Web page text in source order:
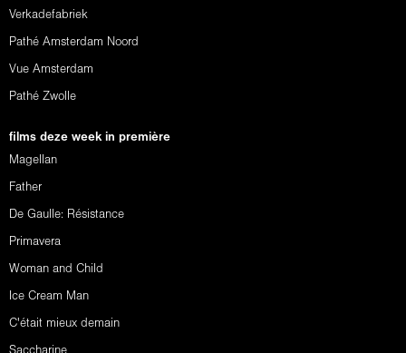
Verkadefabriek
Pathé Amsterdam Noord
Vue Amsterdam
Pathé Zwolle
films deze week in première
Magellan
Father
De Gaulle: Résistance
Primavera
Woman and Child
Ice Cream Man
C'était mieux demain
Saccharine